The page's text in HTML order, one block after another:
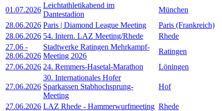
01.07.2026
Leichtathletikabend im
Dantestadion
München
28.06.2026 Paris | Diamond League Meeting
Paris (Frankreich)
28.06.2026 54. Intern. LAZ Meeting/Rhede
Rhede
27.06 -
28.06.2026
Stadtwerke Ratingen Mehrkampf-
Meeting 2026
Ratingen
27.06.2026 24. Remmers-Hasetal-Marathon Löningen
27.06.2026
30. Internationales Hofer
Sparkassen Stabhochsprung-
Meeting
Hof
27.06.2026 LAZ Rhede - Hammerwurfmeeting Rhede